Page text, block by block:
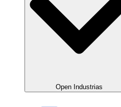
Open Industrias